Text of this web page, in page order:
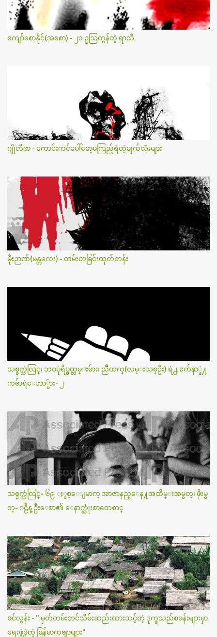
ကျော်စောနိုင်(အစော) - ၂၁ ဥဩတွန်တဲ့ ရာသီ
ဂျိုတီဖာ - ကောင်းကင်ပေါ်မော့မကြည့်ရဲတဲ့မျက်လုံးများ
မိုးဉာဏ်(မန္တလေး) - တမ်းတခြင်းထုတ်တန်း
သစ္ခက္သံလြင္၊ ဘဝပုံရိပ္မွတ္တမ္းမ်ား၊ ညိဳထက္(လမ္းသစ္ဦး) ရဲ႕ က်ေနာ္နဲ႔
ကဗ်ာရဲေဘာ္မ်ား- ၂
သစ္ခက္သံလြင္- ၆၉ ႏွစ္ေျမာက္ အာဇာနည္ေန႔အထိမ္းအမွတ္၊ ဖိုးမွ
တ္- ဂဠဳန္ ဦးေစာ၏ ေနာက္ဆုံးစာတေစာင္
ခင်လွန်း - " မှတ်တမ်းတင်သိမ်းဆည်းထားသင့်တဲ့ ဒုက္ခသည်စခန်းများမှာ
ရေးဖွဲ့ခဲ့တဲ့ မြန်မာကဗျာများ"